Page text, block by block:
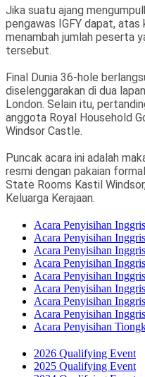
Jika suatu ajang
pengawas IGFY dapat, atas
menambah jumlah peserta
tersebut.
Final Dunia 36-hole
diselenggarakan di dua
London. Selain itu,
anggota Royal Household
Windsor Castle.
Puncak acara ini adalah
resmi dengan pakaian
State Rooms Kastil
Keluarga Kerajaan.
Acara Penyisihan
Acara Penyisihan
Acara Penyisihan
Acara Penyisihan
Acara Penyisihan
Acara Penyisihan
Acara Penyisihan
Acara Penyisihan
Acara Penyisihan
2026 Qualifying Event
2025 Qualifying Event